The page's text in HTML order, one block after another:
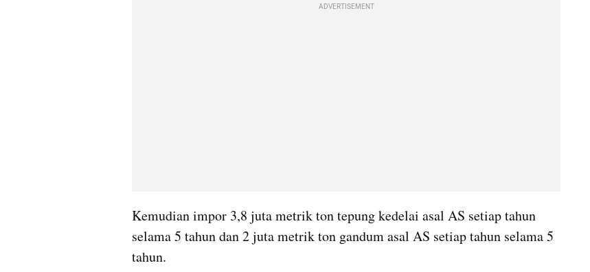
ADVERTISEMENT
Kemudian impor 3,8 juta metrik ton tepung kedelai asal AS setiap tahun
selama 5 tahun dan 2 juta metrik ton gandum asal AS setiap tahun selama 5
tahun.